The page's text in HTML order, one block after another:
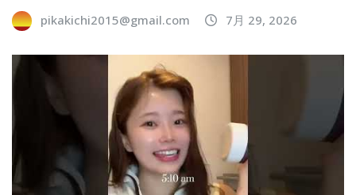
pikakichi2015@gmail.com 7月 29, 2026